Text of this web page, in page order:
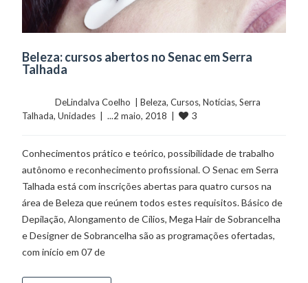
Beleza: cursos abertos no Senac em Serra
Talhada
	    	DeLindalva Coelho  |
Beleza, Cursos, Notícias, Serra
Talhada, Unidades
  |  ...2 maio, 2018  |
3
Conhecimentos prático e teórico, possibilidade de trabalho
autônomo e reconhecimento profissional. O Senac em Serra
Talhada está com inscrições abertas para quatro cursos na
área de Beleza que reúnem todos estes requisitos. Básico de
Depilação, Alongamento de Cílios, Mega Hair de Sobrancelha
e Designer de Sobrancelha são as programações ofertadas,
com início em 07 de